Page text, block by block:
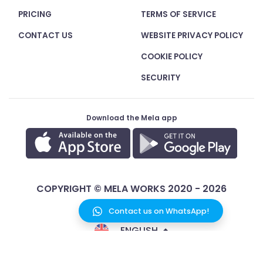
PRICING
CONTACT US
TERMS OF SERVICE
WEBSITE PRIVACY POLICY
COOKIE POLICY
SECURITY
Download the Mela app
COPYRIGHT © MELA WORKS 2020 - 2026
ENGLISH
Contact us on WhatsApp!